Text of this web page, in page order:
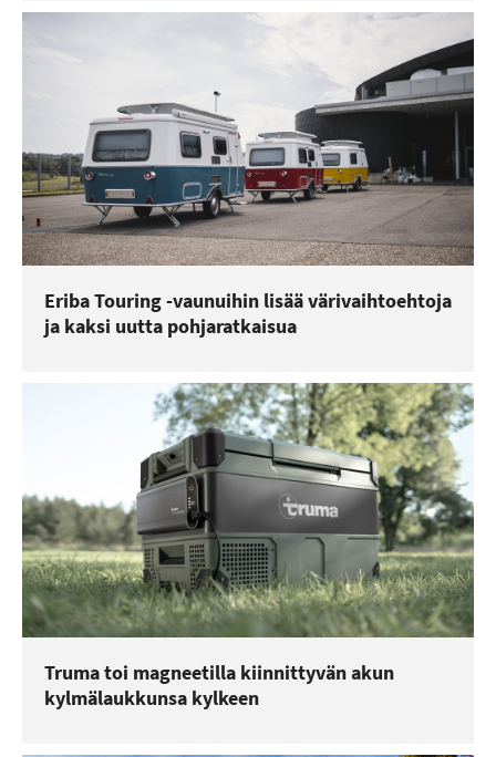
Eriba Touring -vaunuihin lisää värivaihtoehtoja
ja kaksi uutta pohjaratkaisua
Truma toi magneetilla kiinnittyvän akun
kylmälaukkunsa kylkeen